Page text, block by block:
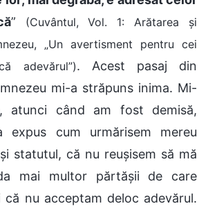
” (Cuvântul, Vol. 1: Arătarea și
„Un avertisment pentru cei
adevărul”). Acest pasaj din
mi-a străpuns inima. Mi-
atunci când am fost demisă,
expus cum urmărisem mereu
statutul, că nu reușisem să mă
mai multor părtășii de care
că nu acceptam deloc adevărul.